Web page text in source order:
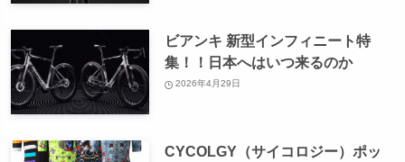
ビアンキ 新型インフィニート特
集！！日本へはいつ来るのか
2026年4月29日
CYCOLGY（サイコロジー）ポッ